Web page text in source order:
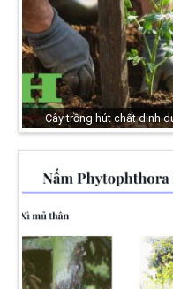
Cây trồng hút chất dinh